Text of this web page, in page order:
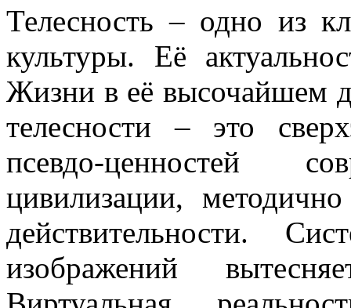
Телесность – одно из
культуры. Её
Жизни в её высочайшем
телесности – это
псевдо-ценностей
цивилизации,
действительности.
изображений